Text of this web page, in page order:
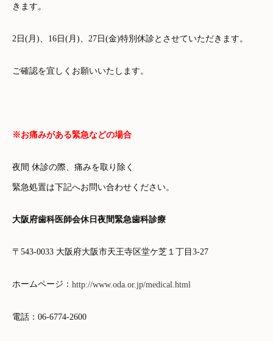
きます。
2日(月)、16日(月)、27日(金)特別休診とさせていただきます。
ご確認を宜しくお願いいたします。
※お痛みがある緊急などの場合
夜間 休診の際、痛みを取り除く
緊急処置は下記へお問い合わせください。
大阪府歯科医師会休日夜間緊急歯科診療
〒543-0033 大阪府大阪市天王寺区堂ケ芝１丁目3-27
ホームページ： http://www.oda.or.jp/medical.html
電話：06-6774-2600